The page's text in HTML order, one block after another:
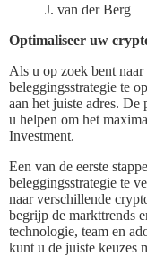
J. van der Berg
Optimaliseer uw
Als u op zoek bent
beleggingsstrategie te
aan het juiste adres. De
u helpen om het
Investment.
Een van de eerste
beleggingsstrategie te
naar verschillende
begrijp de markttrends
technologie, team en
kunt u de juiste keuzes